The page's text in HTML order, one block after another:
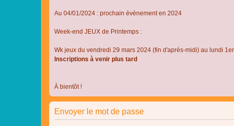
Au 04/01/2024 : prochain évènement en 2024
Week-end JEUX de Printemps :
Wk jeux du vendredi 29 mars 2024 (fin d'après-midi) au lundi
Inscriptions à venir plus tard
À bientôt !
Envoyer le mot de passe